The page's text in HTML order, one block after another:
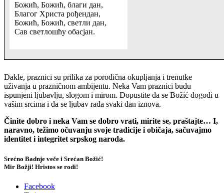
Божић, Божић, благи дан,
Благог Христа рођендан,
Божић, Божић, светли дан,
Сав светлошћу обасјан.
Dakle, praznici su prilika za porodična okupljanja i trenutke
uživanja u prazničnom ambijentu. Neka Vam praznici budu
ispunjeni ljubavlju, slogom i mirom. Dopustite da se Božić dogodi u
vašim srcima i da se ljubav rađa svaki dan iznova.
Činite dobro i neka Vam se dobro vrati, mirite se, praštajte… I,
naravno, težimo očuvanju svoje tradicije i običaja, sačuvajmo
identitet i integritet srpskog naroda.
Srećno Badnje veče i Srećan Božić!
Mir Božji! Hristos se rodi!
Facebook